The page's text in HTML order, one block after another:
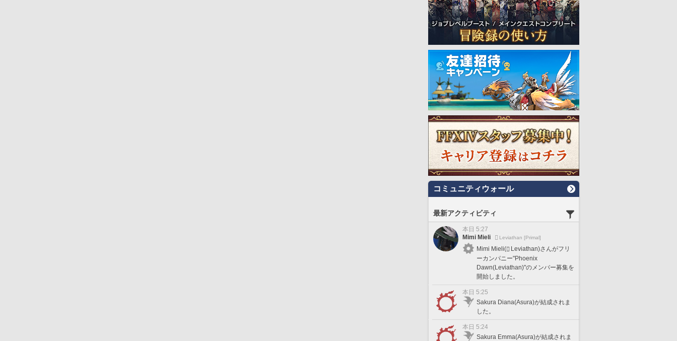
コミュニティウォール
最新アクティビティ
本日 5:27
Mimi Mieli
Leviathan [Primal]
Mimi Mieli(
Leviathan)さんがフリ
ーカンパニー"Phoenix
Dawn(Leviathan)"のメンバー募集を
開始しました。
本日 5:25
Sakura Diana(Asura)が結成されま
した。
本日 5:24
Sakura Emma(Asura)が結成されま